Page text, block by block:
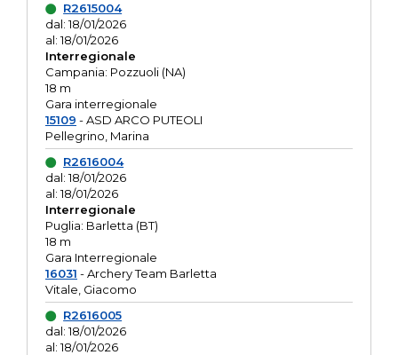
R2615004
dal: 18/01/2026
al: 18/01/2026
Interregionale
Campania: Pozzuoli (NA)
18 m
Gara interregionale
15109 - ASD ARCO PUTEOLI
Pellegrino, Marina
R2616004
dal: 18/01/2026
al: 18/01/2026
Interregionale
Puglia: Barletta (BT)
18 m
Gara Interregionale
16031 - Archery Team Barletta
Vitale, Giacomo
R2616005
dal: 18/01/2026
al: 18/01/2026